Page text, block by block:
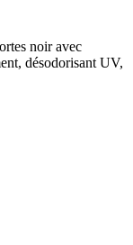
noir avec
désodorisant UV,